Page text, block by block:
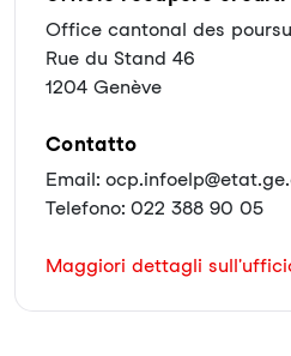
Office cantonal des
Rue du Stand 46
1204 Genève
Contatto
Email:
Telefono: 022 388 90 05
Maggiori dettagli